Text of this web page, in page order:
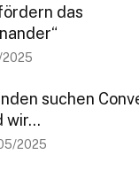
das
suchen
wir...
2025